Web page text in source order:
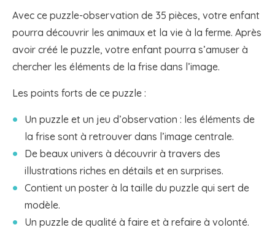
Avec ce puzzle-observation de 35 pièces, votre enfant
pourra découvrir les animaux et la vie à la ferme. Après
avoir créé le puzzle, votre enfant pourra s’amuser à
chercher les éléments de la frise dans l’image.
Les points forts de ce puzzle :
Un puzzle et un jeu d’observation : les éléments de
la frise sont à retrouver dans l’image centrale.
De beaux univers à découvrir à travers des
illustrations riches en détails et en surprises.
Contient un poster à la taille du puzzle qui sert de
modèle.
Un puzzle de qualité à faire et à refaire à volonté.